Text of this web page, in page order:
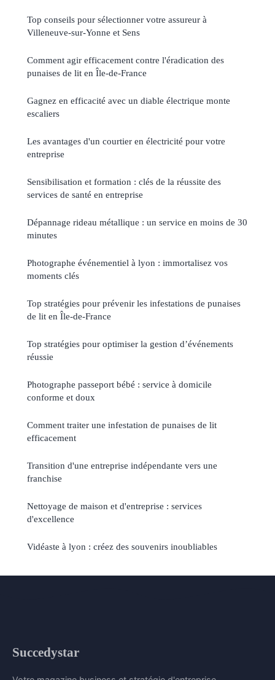
Top conseils pour sélectionner votre assureur à
Villeneuve-sur-Yonne et Sens
Comment agir efficacement contre l'éradication des
punaises de lit en Île-de-France
Gagnez en efficacité avec un diable électrique monte
escaliers
Les avantages d'un courtier en électricité pour votre
entreprise
Sensibilisation et formation : clés de la réussite des
services de santé en entreprise
Dépannage rideau métallique : un service en moins de 30
minutes
Photographe événementiel à lyon : immortalisez vos
moments clés
Top stratégies pour prévenir les infestations de punaises
de lit en Île-de-France
Top stratégies pour optimiser la gestion d’événements
réussie
Photographe passeport bébé : service à domicile
conforme et doux
Comment traiter une infestation de punaises de lit
efficacement
Transition d'une entreprise indépendante vers une
franchise
Nettoyage de maison et d'entreprise : services
d'excellence
Vidéaste à lyon : créez des souvenirs inoubliables
Succedystar